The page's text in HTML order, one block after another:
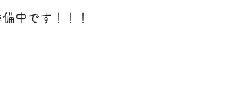
中です！！！